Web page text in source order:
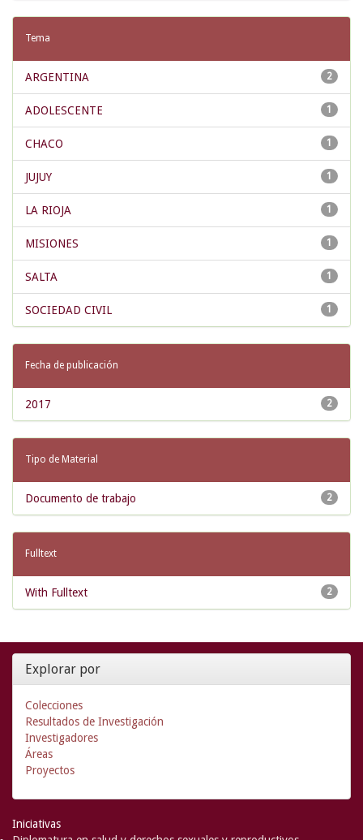
Tema
2
ARGENTINA
1
ADOLESCENTE
1
CHACO
1
JUJUY
1
LA RIOJA
1
MISIONES
1
SALTA
1
SOCIEDAD CIVIL
Fecha de publicación
2
2017
Tipo de Material
2
Documento de trabajo
Fulltext
2
With Fulltext
Explorar por
Colecciones
Resultados de Investigación
Investigadores
Áreas
Proyectos
Iniciativas